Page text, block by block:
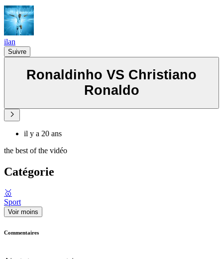
ilan
Suivre
Ronaldinho VS Christiano
Ronaldo
il y a 20 ans
the best of the vidéo
Catégorie
🥇
Sport
Voir moins
Commentaires